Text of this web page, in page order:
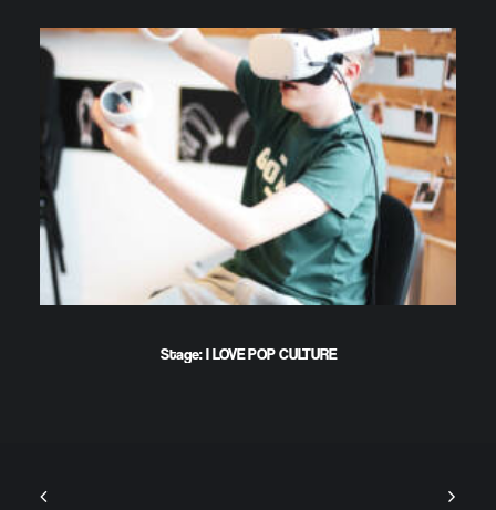
Stage: I LOVE POP CULTURE